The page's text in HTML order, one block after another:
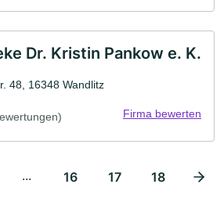
Dr. Kristin Pankow e. K.
48, 16348 Wandlitz
Firma bewerten
... 16 17 18